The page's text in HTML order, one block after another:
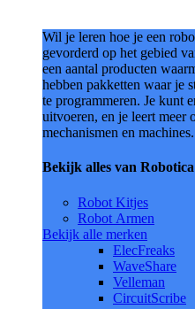
Wil je leren hoe je een
gevorderd op het gebied
een aantal producten
hebben pakketten waar je
te programmeren. Je kunt
uitvoeren, en je leert meer
mechanismen en machines.
Bekijk alles van Robotica
Robot Kitjes
Robot Armen
Bekijk alle merken
ElecFreaks
WaveShare
Velleman
CircuitScribe